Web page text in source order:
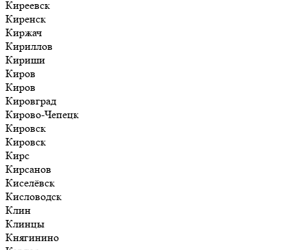
Киреевск
Киренск
Киржач
Кириллов
Кириши
Киров
Киров
Кировград
Кирово-Чепецк
Кировск
Кировск
Кирс
Кирсанов
Киселёвск
Кисловодск
Клин
Клинцы
Княгинино